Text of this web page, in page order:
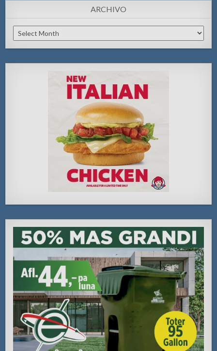
ARCHIVO
Archivo